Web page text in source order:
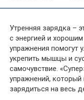
Утренняя зарядка –
с энергией и
упражнения помогут
укрепить мышцы и
самочувствие.
упражнений,
зарядиться на весь